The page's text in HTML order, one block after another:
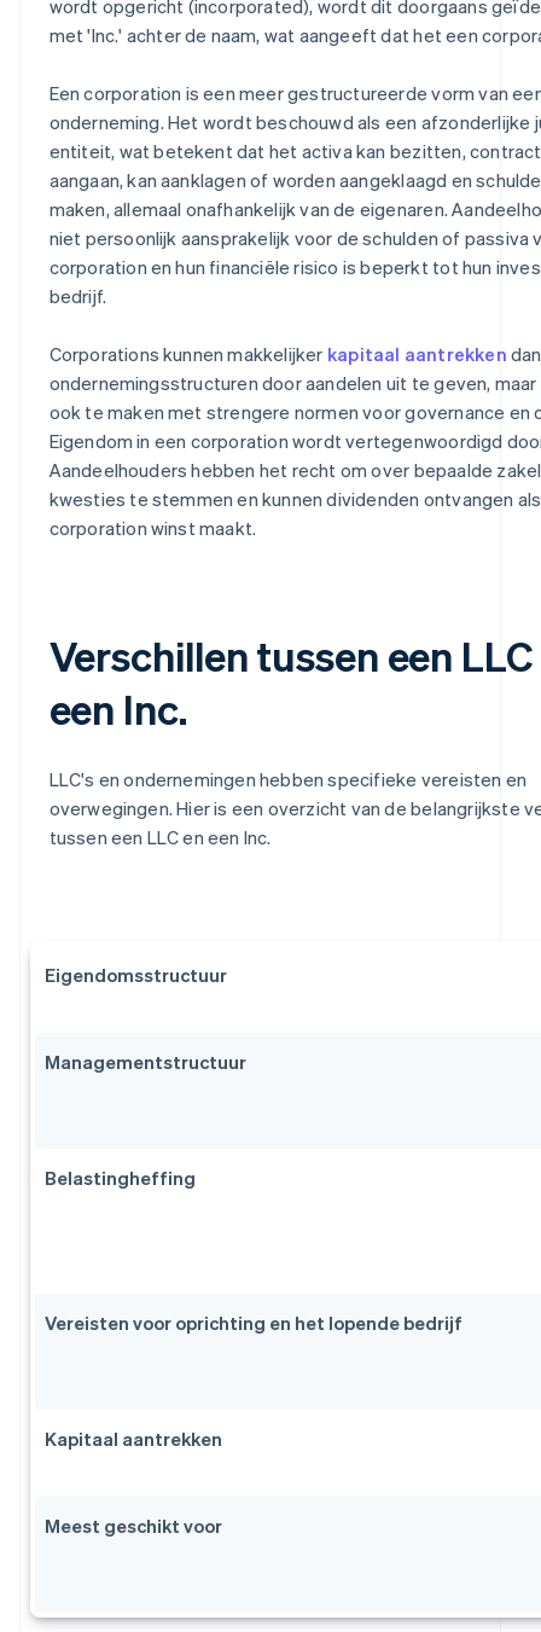
wordt opgericht (incorporated), wordt dit doorgaans
met 'Inc.' achter de naam, wat aangeeft dat het een
Een corporation is een meer gestructureerde vorm van
onderneming. Het wordt beschouwd als een afzonderlijke
entiteit, wat betekent dat het activa kan bezitten,
aangaan, kan aanklagen of worden aangeklaagd en
maken, allemaal onafhankelijk van de eigenaren.
niet persoonlijk aansprakelijk voor de schulden of passiva
corporation en hun financiële risico is beperkt tot hun
bedrijf.
Corporations kunnen makkelijker kapitaal aantrekken
ondernemingsstructuren door aandelen uit te geven,
ook te maken met strengere normen voor governance en
Eigendom in een corporation wordt vertegenwoordigd
Aandeelhouders hebben het recht om over bepaalde
kwesties te stemmen en kunnen dividenden ontvangen
corporation winst maakt.
Verschillen tussen een
een Inc.
LLC's en ondernemingen hebben specifieke vereisten en
overwegingen. Hier is een overzicht van de belangrijkste
tussen een LLC en een Inc.
Eigendomsstructuur
Managementstructuur
Belastingheffing
Vereisten voor oprichting en het lopende bedrijf
Kapitaal aantrekken
Meest geschikt voor